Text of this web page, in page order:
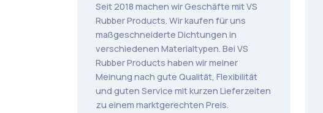
Seit 2018 machen wir Geschäfte mit VS
Rubber Products. Wir kaufen für uns
maßgeschneiderte Dichtungen in
verschiedenen Materialtypen. Bei VS
Rubber Products haben wir meiner
Meinung nach gute Qualität, Flexibilität
und guten Service mit kurzen Lieferzeiten
zu einem marktgerechten Preis.